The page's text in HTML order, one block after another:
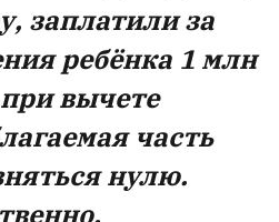
заплатили за
ребёнка 1 млн
при вычете
часть
нулю.